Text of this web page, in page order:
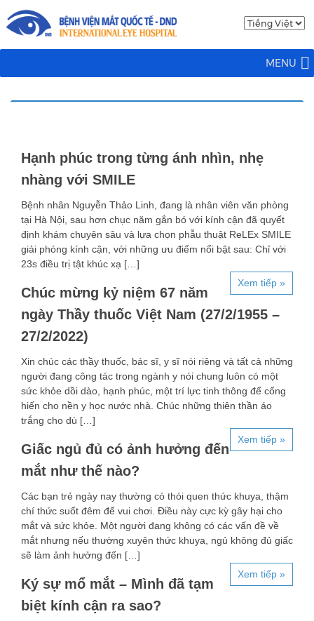
MENU
Hạnh phúc trong từng ánh nhìn, nhẹ
nhàng với SMILE
Bệnh nhân Nguyễn Thảo Linh, đang là nhân viên văn phòng
tại Hà Nội, sau hơn chục năm gắn bó với kính cận đã quyết
định khám chuyên sâu và lựa chọn phẫu thuật ReLEx SMILE
giải phóng kính cận, với những ưu điểm nổi bật sau: Chỉ với
23s điều trị tật khúc xạ […]
Xem tiếp »
Chúc mừng kỷ niệm 67 năm
ngày Thầy thuốc Việt Nam (27/2/1955 –
27/2/2022)
Xin chúc các thầy thuốc, bác sĩ, y sĩ nói riêng và tất cả những
người đang công tác trong ngành y nói chung luôn có một
sức khỏe dồi dào, hạnh phúc, một trí lực tinh thông để cống
hiến cho nền y học nước nhà. Chúc những thiên thần áo
trắng cho dù […]
Xem tiếp »
Giấc ngủ đủ có ảnh hưởng đến
mắt như thế nào?
Các bạn trẻ ngày nay thường có thói quen thức khuya, thậm
chí thức suốt đêm để vui chơi. Điều này cực kỳ gây hại cho
mắt và sức khỏe. Một người đang không có các vấn đề về
mắt nhưng nếu thường xuyên thức khuya, ngủ không đủ giấc
sẽ làm ảnh hưởng đến […]
Xem tiếp »
Ký sự mổ mắt – Mình đã tạm
biệt kính cận ra sao?